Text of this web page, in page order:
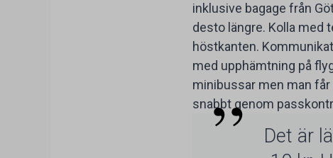
inklusive bagage från
desto längre. Kolla med
höstkanten.
med upphämtning på
minibussar men man
snabbt genom
Det är